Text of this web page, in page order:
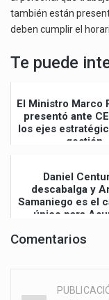
también están
deben cumplir el
Te puede
El Ministro Marco
presentó ante
los ejes
gestión
Daniel
descabalga y
Samaniego es el
único para
Comentarios